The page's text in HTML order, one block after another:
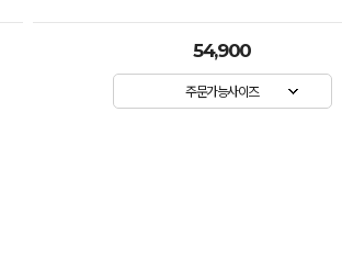
54,900
주문가능사이즈